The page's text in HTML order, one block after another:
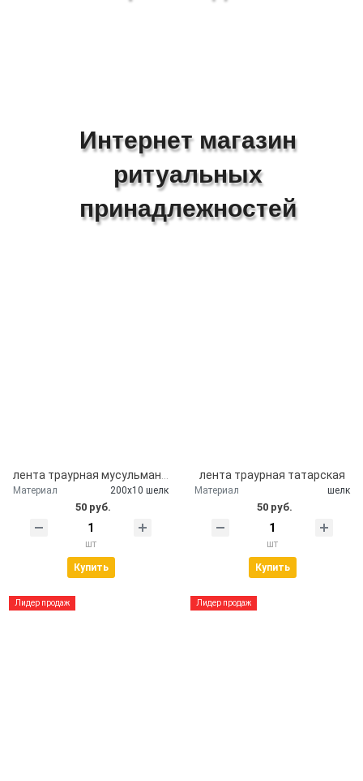
Интернет магазин
ритуальных
принадлежностей
Материал 200х10 шелк
50 руб.
шт
Купить
лента траурная татарская
Материал шелк
50 руб.
шт
Купить
Лидер продаж Лидер продаж